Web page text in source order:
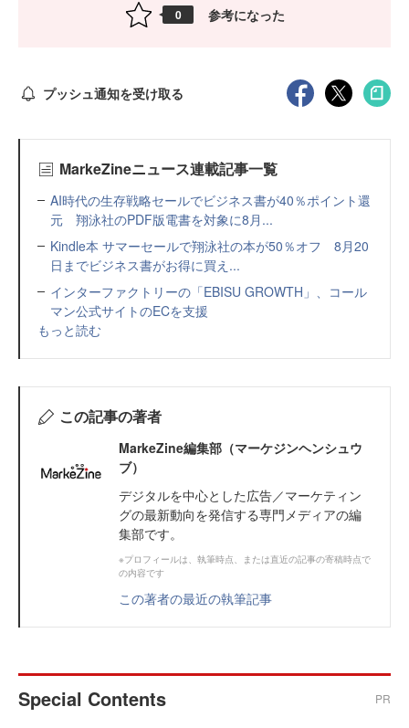
0 参考になった
プッシュ通知を受け取る
MarkeZineニュース連載記事一覧
AI時代の生存戦略セールでビジネス書が40％ポイント還
元 翔泳社のPDF版電書を対象に8月...
Kindle本 サマーセールで翔泳社の本が50％オフ 8月20
日までビジネス書がお得に買え...
インターファクトリーの「EBISU GROWTH」、コール
マン公式サイトのECを支援
もっと読む
この記事の著者
MarkeZine編集部（マーケジンヘンシュウ
ブ）
デジタルを中心とした広告／マーケティン
グの最新動向を発信する専門メディアの編
集部です。
※プロフィールは、執筆時点、または直近の記事の寄稿時点で
の内容です
この著者の最近の執筆記事
Special Contents PR